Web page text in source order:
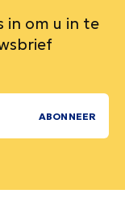
in om u in te
ABONNEER